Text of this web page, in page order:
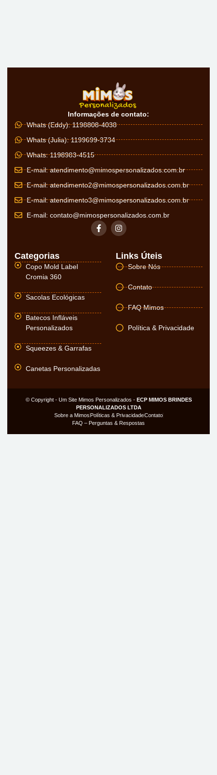
Informações de contato:
Whats (Eddy): 1198808-4038
Whats (Julia): 1199699-3734
Whats: 1198983-4515
E-mail:atendimento@mimospersonalizados.com.br
E-mail:atendimento2@mimospersonalizados.com.br
E-mail:atendimento3@mimospersonalizados.com.br
E-mail: contato@mimospersonalizados.com.br
Categorias
Copo Mold Label
Cromia 360
Sacolas Ecológicas
Batecos Infláveis
Personalizados
Squeezes & Garrafas
Canetas Personalizadas
Links Úteis
Sobre Nós
Contato
FAQ Mimos
Política & Privacidade
© Copyright - Um Site Mimos Personalizados - ECP MIMOS BRINDES
PERSONALIZADOS LTDA
Sobre a MimosPolíticas & PrivacidadeContato
FAQ – Perguntas & Respostas